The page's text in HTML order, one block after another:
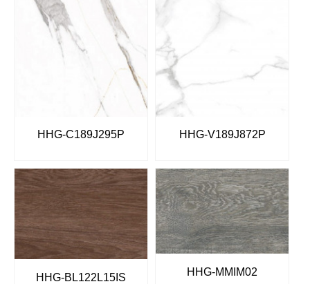
HHG-C189J295P HHG-V189J872P
HHG-BL122L15IS HHG-MMIM02